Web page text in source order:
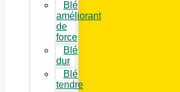
Blé
améliorant
de
force
Blé
dur
Blé
tendre